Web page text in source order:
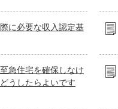
に必要な収入認定基
急住宅を確保しなけ
うしたらよいです